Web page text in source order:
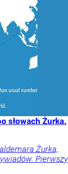
słowach Żurka.
Żurka,
Pierwszy